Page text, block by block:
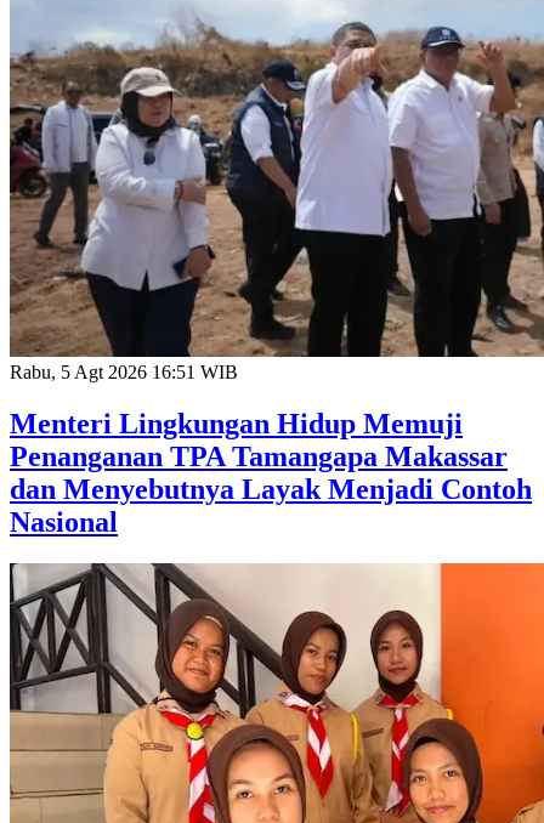
Rabu, 5 Agt 2026 16:51 WIB
Menteri Lingkungan Hidup Memuji
Penanganan TPA Tamangapa Makassar
dan Menyebutnya Layak Menjadi Contoh
Nasional